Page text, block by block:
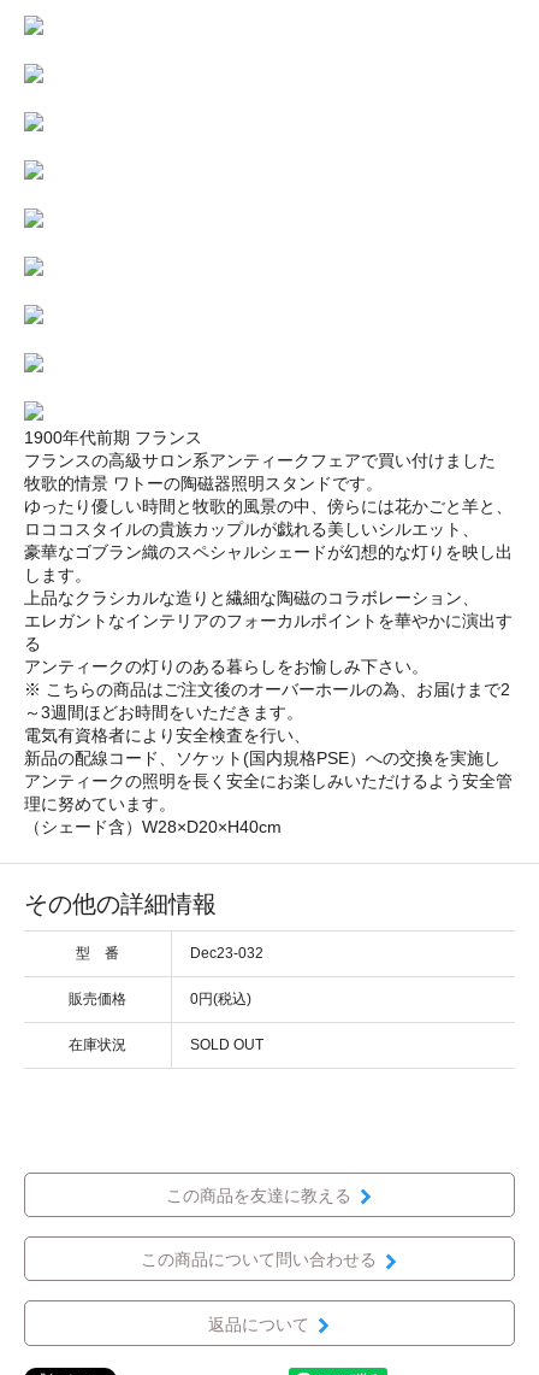
1900年代前期 フランス
フランスの高級サロン系アンティークフェアで買い付けました
牧歌的情景 ワトーの陶磁器照明スタンドです。
ゆったり優しい時間と牧歌的風景の中、傍らには花かごと羊と、
ロココスタイルの貴族カップルが戯れる美しいシルエット、
豪華なゴブラン織のスペシャルシェードが幻想的な灯りを映し出
します。
上品なクラシカルな造りと繊細な陶磁のコラボレーション、
エレガントなインテリアのフォーカルポイントを華やかに演出す
る
アンティークの灯りのある暮らしをお愉しみ下さい。
※ こちらの商品はご注文後のオーバーホールの為、お届けまで2
～3週間ほどお時間をいただきます。
電気有資格者により安全検査を行い、
新品の配線コード、ソケット(国内規格PSE）への交換を実施し
アンティークの照明を長く安全にお楽しみいただけるよう安全管
理に努めています。
（シェード含）W28×D20×H40cm
その他の詳細情報
型 番 Dec23-032
販売価格 0円(税込)
在庫状況 SOLD OUT
この商品を友達に教える
この商品について問い合わせる
返品について